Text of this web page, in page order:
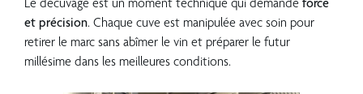
Le décuvage est un moment technique qui demande force
et précision. Chaque cuve est manipulée avec soin pour
retirer le marc sans abîmer le vin et préparer le futur
millésime dans les meilleures conditions.